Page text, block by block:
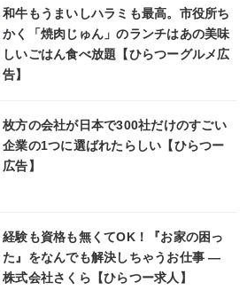
和牛もうまいしハラミも最高。市役所ち
かく「焼肉じゅん」のランチはあの美味
しいごはん食べ放題【ひらつーグルメ広
告】
枚方の会社が日本で300社だけのすごい
企業の1つに選ばれたらしい【ひらつー
広告】
経験も資格も無くてOK！『お家の困っ
た』をなんでも解決しちゃうお仕事 ―
株式会社さくら【ひらつー求人】